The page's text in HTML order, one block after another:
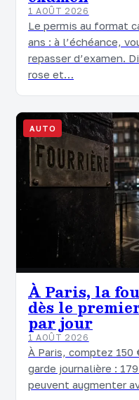
1 AOÛT 2026
Le permis au format
ans : à l’échéance,
repasser d’examen.
rose et…
AUTO
À Paris, la
dès le
par jour
1 AOÛT 2026
À Paris, comptez
garde journalière :
peuvent augmenter